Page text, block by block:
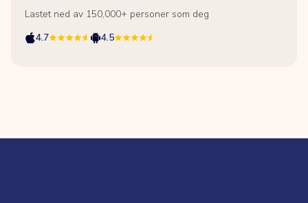
Lastet ned av 150,000+ personer som deg
4.7
4.5